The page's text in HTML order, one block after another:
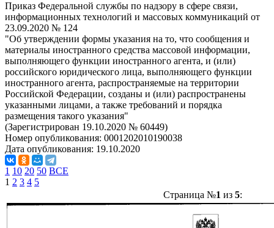
Приказ Федеральной службы по надзору в сфере связи,
информационных технологий и массовых коммуникаций от
23.09.2020 № 124
"Об утверждении формы указания на то, что сообщения и
материалы иностранного средства массовой информации,
выполняющего функции иностранного агента, и (или)
российского юридического лица, выполняющего функции
иностранного агента, распространяемые на территории
Российской Федерации, созданы и (или) распространены
указанными лицами, а также требований и порядка
размещения такого указания"
(Зарегистрирован 19.10.2020 № 60449)
Номер опубликования: 0001202010190038
Дата опубликования: 19.10.2020
1 10 20 50 ВСЕ
1 2 3 4 5
Страница №1 из 5: